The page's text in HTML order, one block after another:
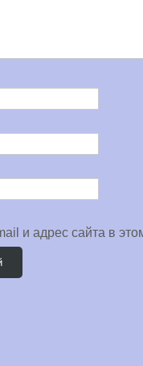
и адрес сайта в